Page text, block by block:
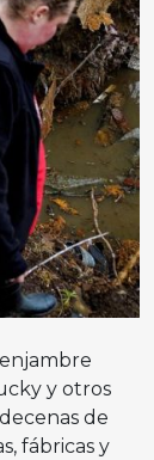
y otros
de
fábricas y